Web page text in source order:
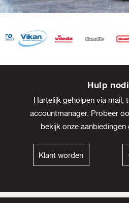
Hulp
Hartelijk geholpen via mail,
accountmanager. Probeer
bekijk onze aanbiedingen
Klant worden